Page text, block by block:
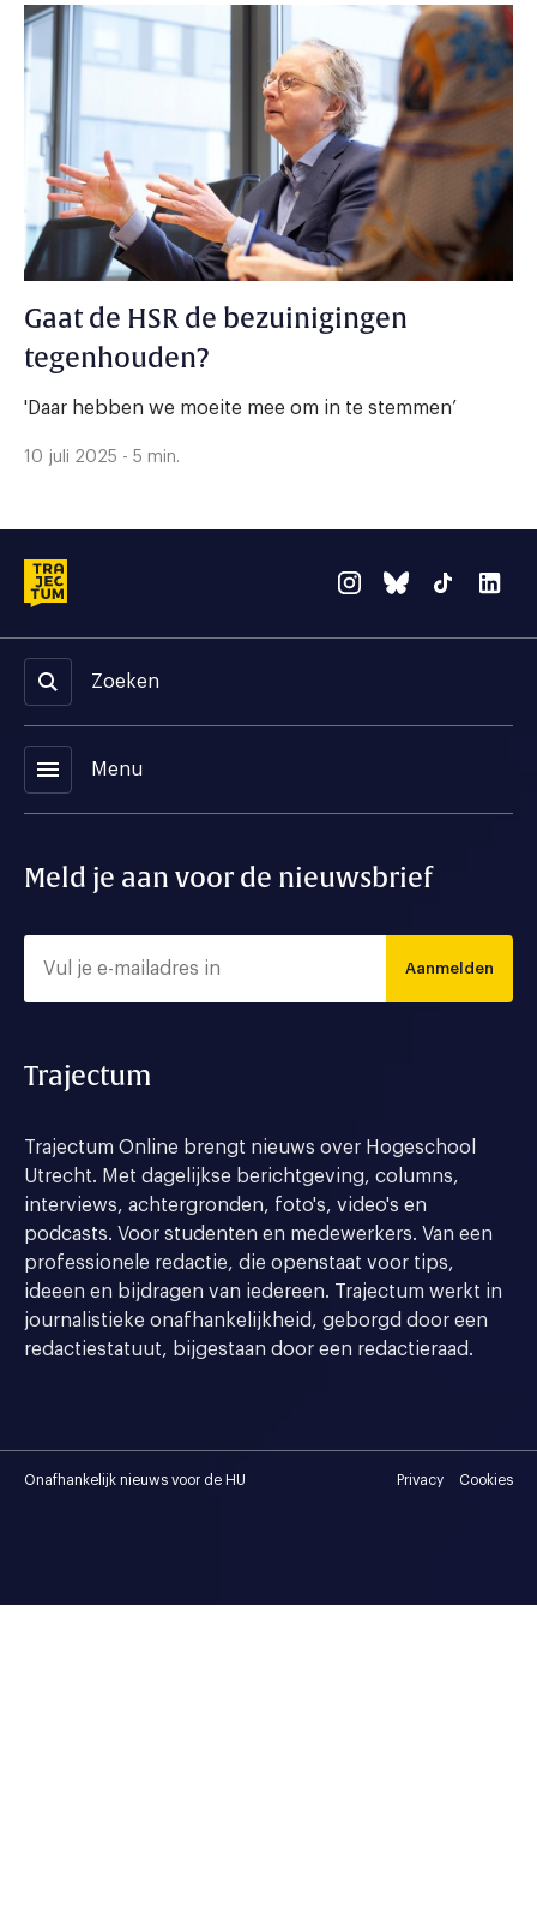
Gaat de HSR de bezuinigingen
tegenhouden?
'Daar hebben we moeite mee om in te stemmen’
10 juli 2025 - 5 min.
Zoeken
menu Menu
Meld je aan voor de nieuwsbrief
Aanmelden
Trajectum
Trajectum Online brengt nieuws over Hogeschool
Utrecht. Met dagelijkse berichtgeving, columns,
interviews, achtergronden, foto's, video's en
podcasts. Voor studenten en medewerkers. Van een
professionele redactie, die openstaat voor tips,
ideeen en bijdragen van iedereen. Trajectum werkt in
journalistieke onafhankelijkheid, geborgd door een
redactiestatuut, bijgestaan door een redactieraad.
Onafhankelijk nieuws voor de HU Privacy Cookies